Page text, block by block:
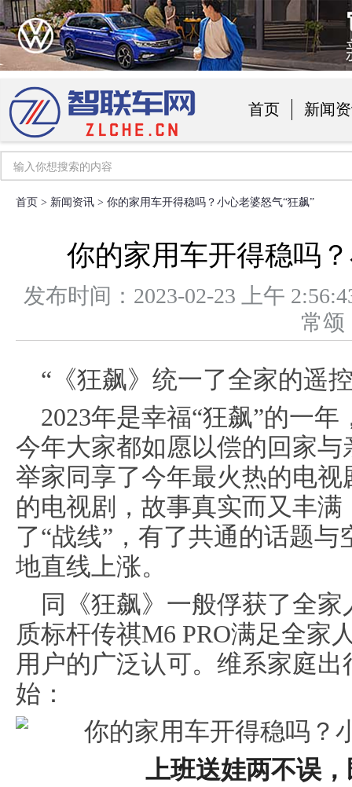
首页 新闻
首页 > 新闻资讯 > 你的家用车开得稳吗？小心老婆怒气“狂飙”
你的家用车开得稳吗
发布时间：2023-02-23 上午
常
“《狂飙》统一了全家的遥
2023年是幸福“狂飙”的一
今年大家都如愿以偿的回家
举家同享了今年最火热的电
的电视剧，故事真实而又丰
了“战线”，有了共通的话题
地直线上涨。
同《狂飙》一般俘获了全
质标杆传祺M6 PRO满足全家
用户的广泛认可。维系家庭
始：
上班送娃两不误